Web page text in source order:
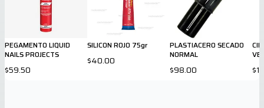
PEGAMENTO LIQUID
NAILS PROJECTS
$59.50
SILICON ROJO 75gr
$40.00
PLASTIACERO SECADO
NORMAL
$98.00